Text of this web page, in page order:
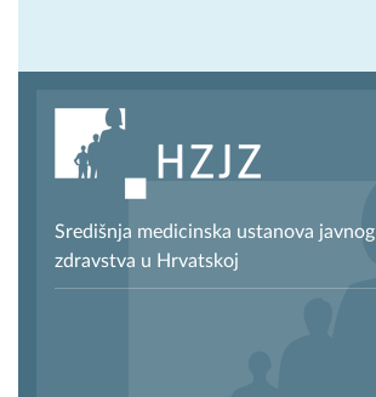
Središnja medicinska ustanova javnog
zdravstva u Hrvatskoj